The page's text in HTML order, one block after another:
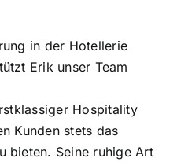
in der Hotellerie
Erik unser Team
Hospitality
Kunden stets das
bieten. Seine ruhige Art